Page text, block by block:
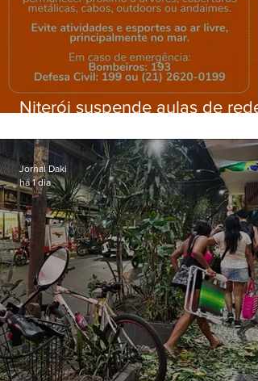
Niterói suspende aulas de rede
ventos fortes nesta sexta (7)
Jornal Daki
há 1 dia